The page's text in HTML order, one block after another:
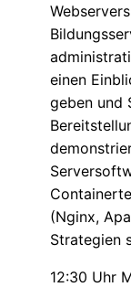
einen
geben und
(Nginx,
Strategien
12:30 Uhr